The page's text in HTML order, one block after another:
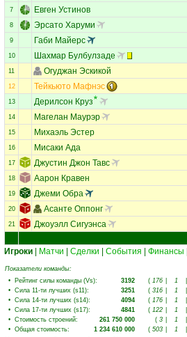
7 Евген Устинов
8 Эрсато Харуми
9 Габи Майерс
10 Шахмар Булбулзаде
11 Огуджан Эскикой
12 Тейкьюто Мафнэс
13 Дерилсон Круз
14 Магелан Маурэр
15 Михаэль Эстер
16 Мисаки Ада
17 Джустин Джон Тавс
18 Аарон Кравен
19 Джеми Обра
20 Асанте Оппонг
21 Джоуэлл Сигуэнса
Игроки Матчи Сделки События Финансы
Показатели команды:
• Рейтинг силы команды (Vs): 3192 ( 176 1
• Сила 11-ти лучших (s11): 3251 ( 316 1
• Сила 14-ти лучших (s14): 4094 ( 176 1
• Сила 17-ти лучших (s17): 4841 ( 122 1
• Стоимость строений: 261 750 000 ( 3 1
• Общая стоимость: 1 234 610 000 ( 503 1